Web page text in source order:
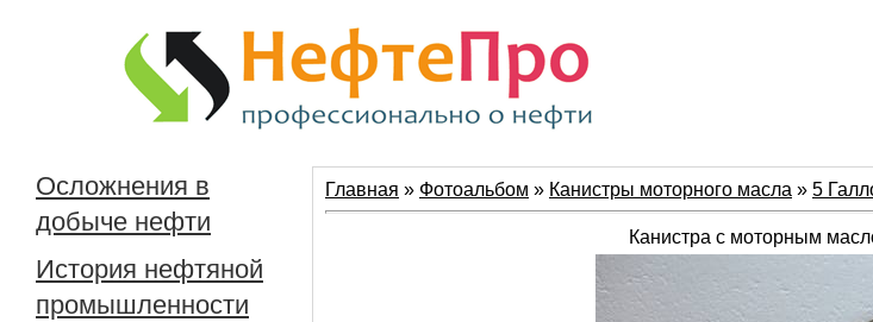
Осложнения в
добыче нефти
История нефтяной
промышленности
Главная » Фотоальбом » Канистры моторного масла » 5
Канистра с моторным